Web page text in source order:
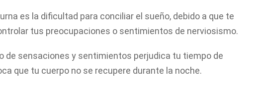
es la dificultad para conciliar el sueño, debido a que te
tus preocupaciones o sentimientos de nerviosismo.
de sensaciones y sentimientos perjudica tu tiempo de
que tu cuerpo no se recupere durante la noche.